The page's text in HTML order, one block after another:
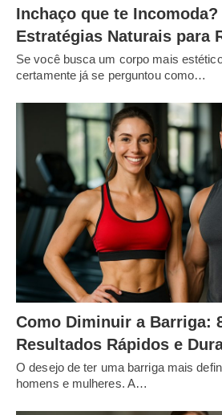
Inchaço que te Incomoda?
Estratégias Naturais para
Se você busca um corpo mais
certamente já se perguntou como…
Como Diminuir a Barriga:
Resultados Rápidos e
O desejo de ter uma barriga mais
homens e mulheres. A…